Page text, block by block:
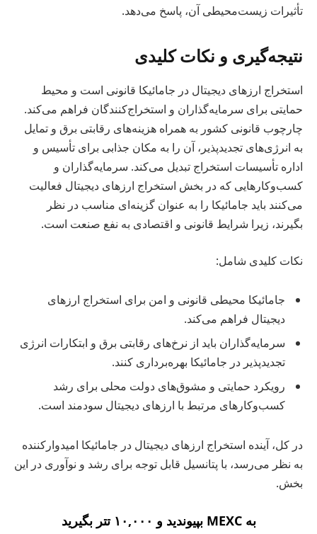
تأثیرات زیست‌محیطی آن، پاسخ می‌دهد.
نتیجه‌گیری و نکات کلیدی
استخراج ارزهای دیجیتال در جامائیکا قانونی است و محیط
حمایتی برای سرمایه‌گذاران و استخراج‌کنندگان فراهم می‌کند.
چارچوب قانونی کشور به همراه هزینه‌های رقابتی برق و تمایل
به انرژی‌های تجدیدپذیر، آن را به مکان جذابی برای تأسیس و
اداره تأسیسات استخراج تبدیل می‌کند. سرمایه‌گذاران و
کسب‌وکارهایی که در بخش استخراج ارزهای دیجیتال فعالیت
می‌کنند باید جامائیکا را به عنوان گزینه‌ای مناسب در نظر
بگیرند، زیرا شرایط قانونی و اقتصادی به نفع صنعت است.
نکات کلیدی شامل:
جامائیکا محیطی قانونی و امن برای استخراج ارزهای
دیجیتال فراهم می‌کند.
سرمایه‌گذاران باید از نرخ‌های رقابتی برق و ابتکارات انرژی
تجدیدپذیر در جامائیکا بهره‌برداری کنند.
رویکرد حمایتی و مشوق‌های دولت محلی برای رشد
کسب‌وکارهای مرتبط با ارزهای دیجیتال سودمند است.
در کل، آینده استخراج ارزهای دیجیتال در جامائیکا امیدوارکننده
به نظر می‌رسد، با پتانسیل قابل توجه برای رشد و نوآوری در این
بخش.
به MEXC بپیوندید و ۱۰,۰۰۰ تتر بگیرید